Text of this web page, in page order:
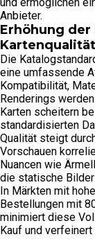
Anbieter.
Erhöhung
Kartenqualität
Die
eine umfassende
Kompatibilität,
Renderings
Karten scheitern
standardisierten
Qualität steigt
Vorschauen
Nuancen wie
die statische
In Märkten mit
Bestellungen mit
minimiert diese
Kauf und